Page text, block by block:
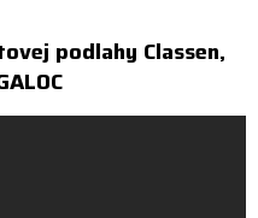
podlahy Classen,